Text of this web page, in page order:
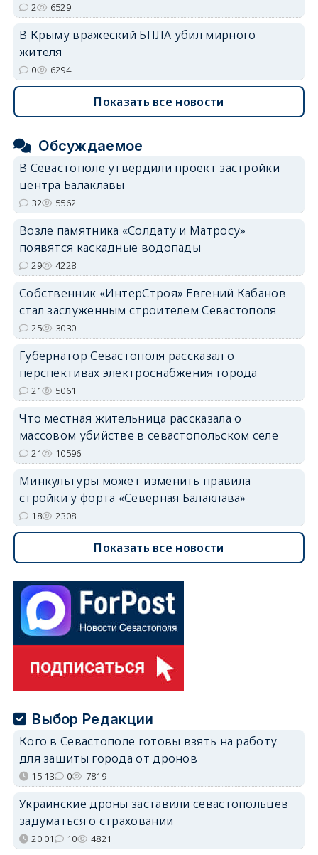
2 6529
В Крыму вражеский БПЛА убил мирного
жителя
0 6294
Показать все новости
Обсуждаемое
В Севастополе утвердили проект застройки
центра Балаклавы
32 5562
Возле памятника «Солдату и Матросу»
появятся каскадные водопады
29 4228
Собственник «ИнтерСтроя» Евгений Кабанов
стал заслуженным строителем Севастополя
25 3030
Губернатор Севастополя рассказал о
перспективах электроснабжения города
21 5061
Что местная жительница рассказала о
массовом убийстве в севастопольском селе
21 10596
Минкультуры может изменить правила
стройки у форта «Северная Балаклава»
18 2308
Показать все новости
Выбор Редакции
Кого в Севастополе готовы взять на работу
для защиты города от дронов
15:13 0 7819
Украинские дроны заставили севастопольцев
задуматься о страховании
20:01 10 4821